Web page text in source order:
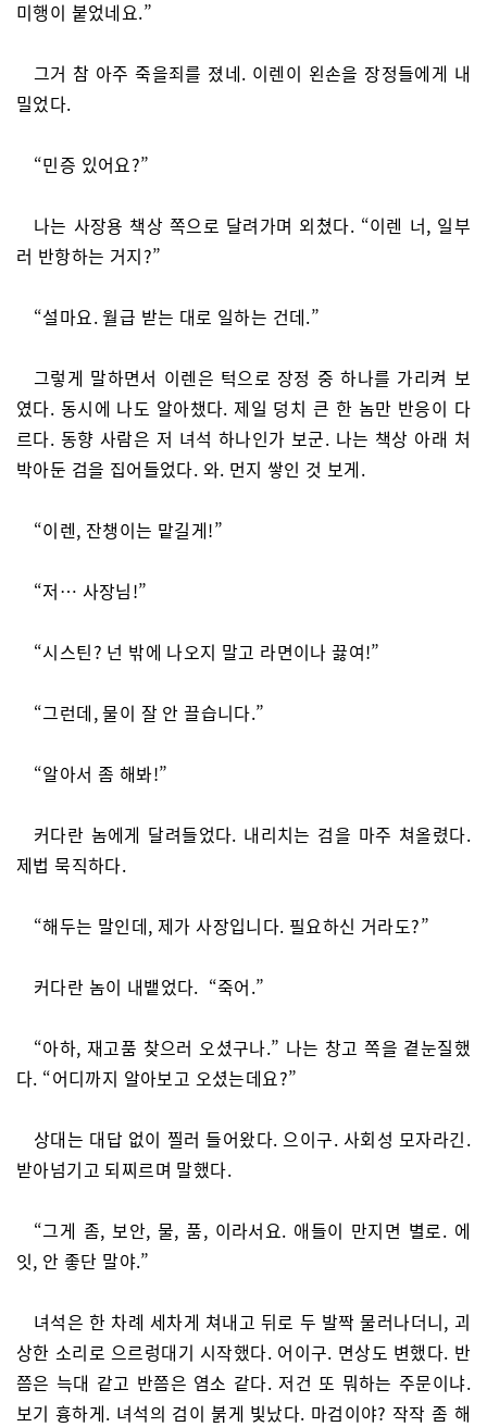
미행이 붙었네요.”
그거 참 아주 죽을죄를 졌네. 이렌이 왼손을 장정들에게 내
밀었다.
“민증 있어요?”
나는 사장용 책상 쪽으로 달려가며 외쳤다. “이렌 너, 일부
러 반항하는 거지?”
“설마요. 월급 받는 대로 일하는 건데.”
그렇게 말하면서 이렌은 턱으로 장정 중 하나를 가리켜 보
였다. 동시에 나도 알아챘다. 제일 덩치 큰 한 놈만 반응이 다
르다. 동향 사람은 저 녀석 하나인가 보군. 나는 책상 아래 처
박아둔 검을 집어들었다. 와. 먼지 쌓인 것 보게.
“이렌, 잔챙이는 맡길게!”
“저… 사장님!”
“시스틴? 넌 밖에 나오지 말고 라면이나 끓여!”
“그런데, 물이 잘 안 끌습니다.”
“알아서 좀 해봐!”
커다란 놈에게 달려들었다. 내리치는 검을 마주 쳐올렸다.
제법 묵직하다.
“해두는 말인데, 제가 사장입니다. 필요하신 거라도?”
커다란 놈이 내뱉었다. “죽어.”
“아하, 재고품 찾으러 오셨구나.” 나는 창고 쪽을 곁눈질했
다. “어디까지 알아보고 오셨는데요?”
상대는 대답 없이 찔러 들어왔다. 으이구. 사회성 모자라긴.
받아넘기고 되찌르며 말했다.
“그게 좀, 보안, 물, 품, 이라서요. 애들이 만지면 별로. 에
잇, 안 좋단 말야.”
녀석은 한 차례 세차게 쳐내고 뒤로 두 발짝 물러나더니, 괴
상한 소리로 으르렁대기 시작했다. 어이구. 면상도 변했다. 반
쯤은 늑대 같고 반쯤은 염소 같다. 저건 또 뭐하는 주문이냐.
보기 흉하게. 녀석의 검이 붉게 빛났다. 마검이야? 작작 좀 해